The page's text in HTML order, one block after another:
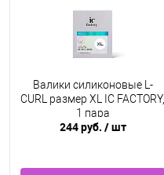
Валики силиконовые L-
CURL размер XL IC FACTORY,
1 пара
244 руб. / шт